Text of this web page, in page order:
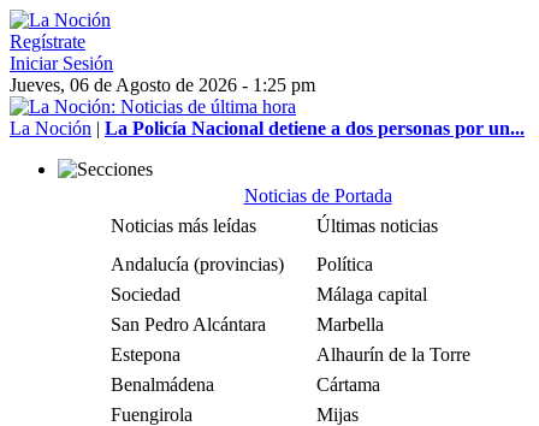
Regístrate
Iniciar Sesión
Jueves, 06 de Agosto de 2026 - 1:25 pm
La Noción | La Policía Nacional detiene a dos personas por un...
Noticias de Portada
Noticias más leídas
Últimas noticias
Andalucía (provincias)
Política
Sociedad
Málaga capital
San Pedro Alcántara
Marbella
Estepona
Alhaurín de la Torre
Benalmádena
Cártama
Fuengirola
Mijas